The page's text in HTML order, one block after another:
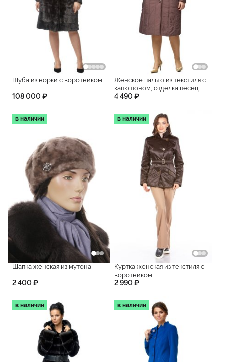
Шуба из норки с воротником
108 000 ₽
Женское пальто из текстиля с
капюшоном, отделка песец
4 490 ₽
в наличии
Шапка женская из мутона
2 400 ₽
в наличии
Куртка женская из текстиля с
воротником
2 990 ₽
в наличии в наличии